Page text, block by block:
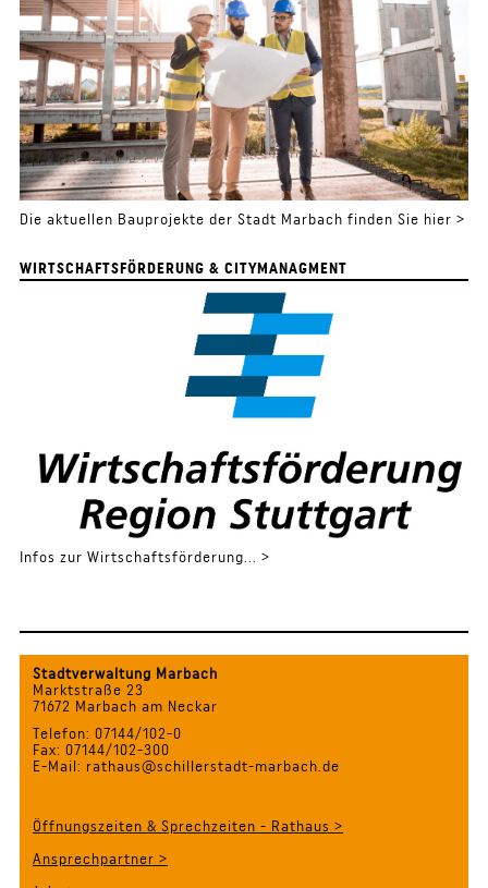
Die aktuellen Bauprojekte der Stadt Marbach finden Sie hier >
WIRTSCHAFTSFÖRDERUNG & CITYMANAGMENT
Infos zur Wirtschaftsförderung... >
Stadtverwaltung Marbach
Marktstraße 23
71672 Marbach am Neckar
Telefon: 07144/102-0
Fax: 07144/102-300
E-Mail: rathaus@schillerstadt-marbach.de
Öffnungszeiten & Sprechzeiten - Rathaus >
Ansprechpartner >